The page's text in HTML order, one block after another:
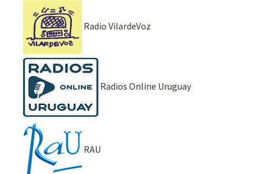
Radio VilardeVoz
Radios Online Uruguay
RAU